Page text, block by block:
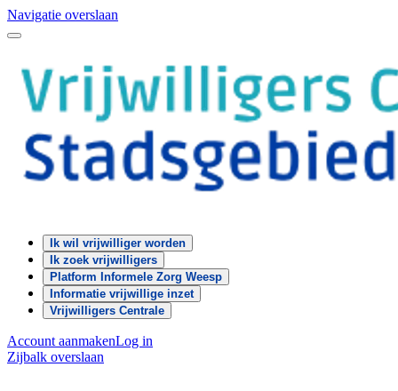
Navigatie overslaan
Ik wil vrijwilliger worden
Ik zoek vrijwilligers
Platform Informele Zorg Weesp
Informatie vrijwillige inzet
Vrijwilligers Centrale
Account aanmakenLog in
Zijbalk overslaan